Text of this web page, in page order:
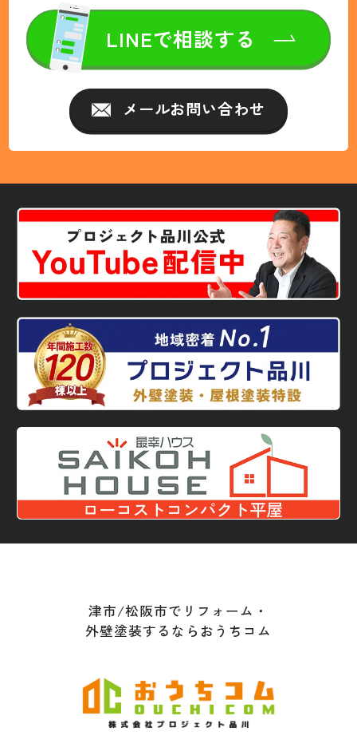
LINEで相談する
メールお問い合わせ
津市/松阪市でリフォーム・
外壁塗装するならおうちコム